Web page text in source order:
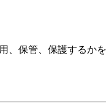
、保管、保護するか